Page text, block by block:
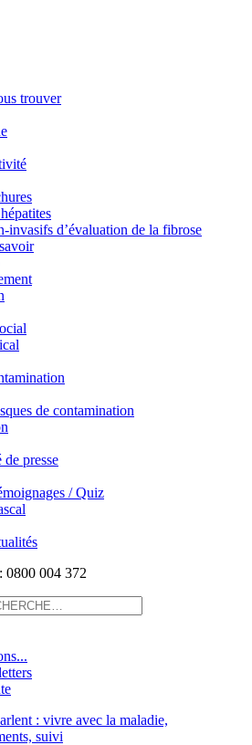
trouver
invasifs d’évaluation de la fibrose
de contamination
presse
/ Quiz
: vivre avec la maladie,
suivi